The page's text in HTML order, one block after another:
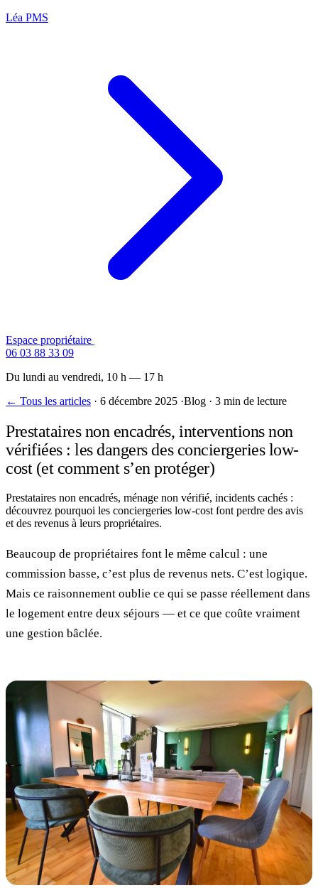
Léa PMS
Espace propriétaire
06 03 88 33 09
Du lundi au vendredi, 10 h — 17 h
← Tous les articles · 6 décembre 2025 ·Blog · 3 min de lecture
Prestataires non encadrés, interventions non
vérifiées : les dangers des conciergeries low-
cost (et comment s’en protéger)
Prestataires non encadrés, ménage non vérifié, incidents cachés :
découvrez pourquoi les conciergeries low-cost font perdre des avis
et des revenus à leurs propriétaires.
Beaucoup de propriétaires font le même calcul : une
commission basse, c’est plus de revenus nets. C’est logique.
Mais ce raisonnement oublie ce qui se passe réellement dans
le logement entre deux séjours — et ce que coûte vraiment
une gestion bâclée.